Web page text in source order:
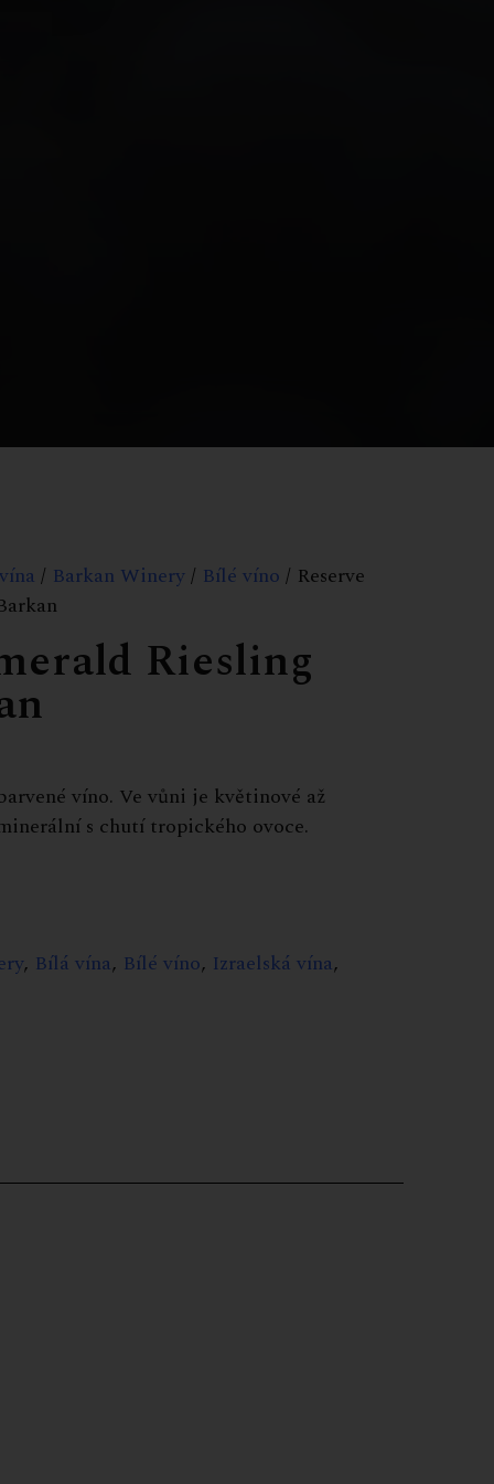
/ Barkan Winery/ Bílé víno / Reserve
Riesling
víno. Ve vůni je květinové až
s chutí tropického ovoce.
, Bílá vína, Bílé víno, Izraelská vína,